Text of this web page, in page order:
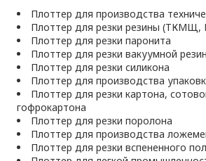
Плоттер для производства
Плоттер для резки резины
Плоттер для резки паронита
Плоттер для резки вакуумной
Плоттер для резки силикона
Плоттер для производства
Плоттер для резки картона,
гофрокартона
Плоттер для резки поролона
Плоттер для производства
Плоттер для резки вспененного